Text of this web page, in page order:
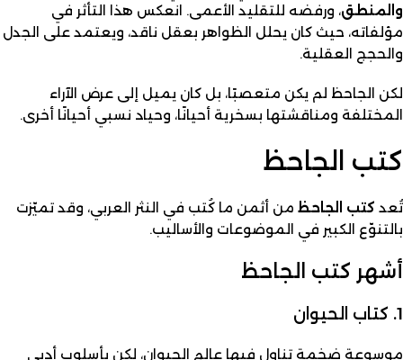
والمنطق، ورفضه للتقليد الأعمى. انعكس هذا التأثر في
مؤلفاته، حيث كان يحلل الظواهر بعقل ناقد، ويعتمد على الجدل
والحجج العقلية.
لكن الجاحظ لم يكن متعصبًا، بل كان يميل إلى عرض الآراء
المختلفة ومناقشتها بسخرية أحيانًا، وحياد نسبي أحيانًا أخرى.
كتب الجاحظ
تُعد كتب الجاحظ من أثمن ما كُتب في النثر العربي، وقد تميّزت
بالتنوّع الكبير في الموضوعات والأساليب.
أشهر كتب الجاحظ
1. كتاب الحيوان
موسوعة ضخمة تناول فيها عالم الحيوان، لكن بأسلوب أدبي